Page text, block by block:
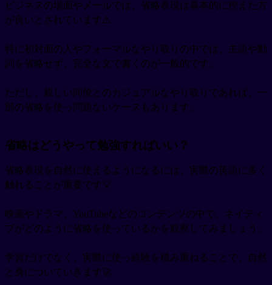
ビジネスの場面やメールでは、省略表現は基本的に控えた方
が良いとされています⚠️
特に初対面の人やフォーマルなやり取りの中では、主語や動
詞を省略せず、完全な文で書くのが一般的です。
ただし、親しい同僚とのカジュアルなやり取りであれば、一
部の省略を使っ問題ないケースもあります。
省略はどうやって勉強すればいい？
省略表現を自然に使えるようになるには、実際の英語に多く
触れることが重要です💡
映画やドラマ、YouTubeなどのコンテンツの中で、ネイティ
ブがどのように省略を使っているかを観察してみましょう。
学習だけでなく、実際に使っ経験を積み重ねることで、自然
と身についていきます🚀